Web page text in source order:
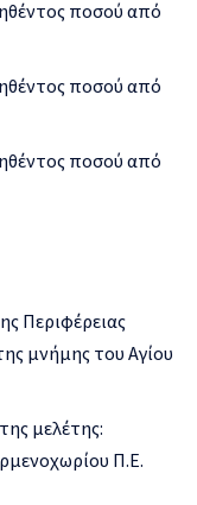
ποσού από
ποσού από
ποσού από
Περιφέρειας
μνήμης του Αγίου
μελέτης:
Π.Ε.